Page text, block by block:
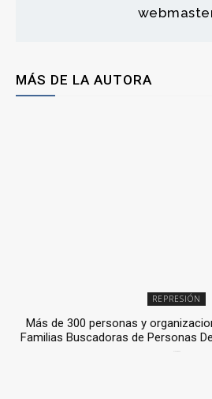
MÁS DE LA AUTORA
REPRESIÓN
Más de 300 personas y
Familias Buscadoras de Personas